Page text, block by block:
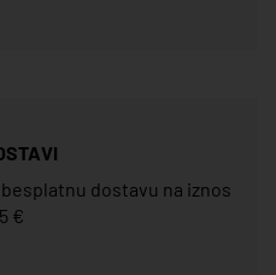
dostavu na iznos
€